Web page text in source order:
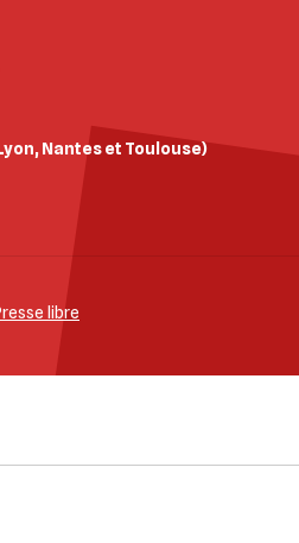
Nantes et Toulouse)
libre